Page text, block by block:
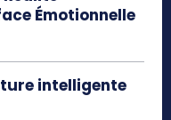
Émotionnelle
intelligente